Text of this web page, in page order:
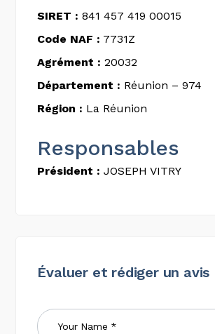
SIRET : 841 457 419 00015
Code NAF : 7731Z
Agrément : 20032
Département : Réunion – 974
Région : La Réunion
Responsables
Président : JOSEPH VITRY
Évaluer et rédiger un avis